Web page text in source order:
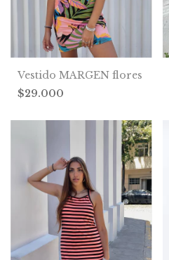
Vestido MARGEN flores
$29.000